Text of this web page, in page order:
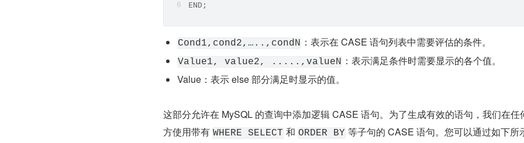
END;
Cond1,cond2,…..,condN ：表示在 CASE 语句列表中需要评估的条件。
Value1, value2, .....,valueN ：表示满足条件时需要显示的各个值。
Value：表示 else 部分满足时显示的值。
这部分允许在 MySQL 的查询中添加逻辑 CASE 语句。为了生成有效的语句，我们在任
方使用带有 WHERE SELECT 和 ORDER BY 等子句的 CASE 语句。您可以通过如下所